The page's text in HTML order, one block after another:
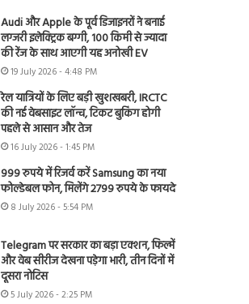
Audi और Apple के पूर्व डिजाइनरों ने बनाई
लग्जरी इलेक्ट्रिक बग्गी, 100 किमी से ज्यादा
की रेंज के साथ आएगी यह अनोखी EV
19 July 2026 - 4:48 PM
रेल यात्रियों के लिए बड़ी खुशखबरी, IRCTC
की नई वेबसाइट लॉन्च, टिकट बुकिंग होगी
पहले से आसान और तेज
16 July 2026 - 1:45 PM
999 रुपये में रिजर्व करें Samsung का नया
फोल्डेबल फोन, मिलेंगे 2799 रुपये के फायदे
8 July 2026 - 5:54 PM
Telegram पर सरकार का बड़ा एक्शन, फिल्में
और वेब सीरीज देखना पड़ेगा भारी, तीन दिनों में
दूसरा नोटिस
5 July 2026 - 2:25 PM